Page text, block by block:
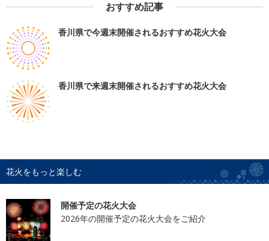
おすすめ記事
香川県で今週末開催されるおすすめ花火大会
香川県で来週末開催されるおすすめ花火大会
花火をもっと楽しむ
開催予定の花火大会
2026年の開催予定の花火大会をご紹介